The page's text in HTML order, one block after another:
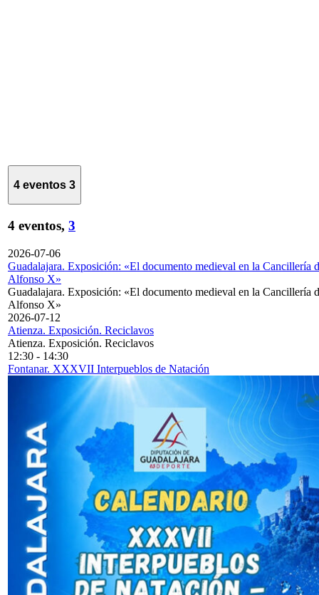
4 eventos 3
4 eventos, 3
2026-07-06
Guadalajara. Exposición: «El documento medieval en la Cancillería
Alfonso X»
Guadalajara. Exposición: «El documento medieval en la Cancillería
Alfonso X»
2026-07-12
Atienza. Exposición. Reciclavos
Atienza. Exposición. Reciclavos
12:30 - 14:30
Fontanar. XXXVII Interpueblos de Natación